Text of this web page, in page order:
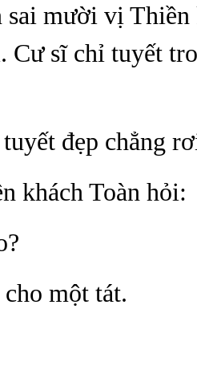
sai mười vị Thiền
Cư sĩ chỉ tuyết
đẹp chẳng
khách Toàn hỏi:
một tát.